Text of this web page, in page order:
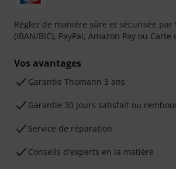
Réglez de manière sûre et sécurisée par
(IBAN/BIC), PayPal, Amazon Pay ou
Vos avantages
Ga­ran­tie Thomann 3 ans
Garantie 30 jours satisfait ou
Service de réparation
Conseils d'experts en la matière